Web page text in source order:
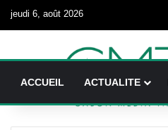
jeudi 6, août 2026
ACCUEIL ACTUALITE